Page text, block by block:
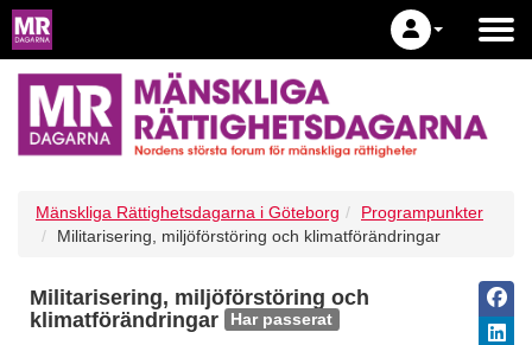
Mänskliga Rättighetsdagarna i Göteborg
Programpunkter
Militarisering, miljöförstöring och klimatförändringar
Militarisering, miljöförstöring och
klimatförändringar
Har passerat